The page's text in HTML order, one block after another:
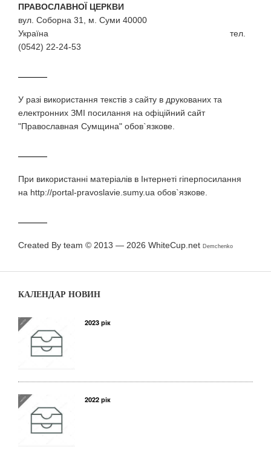
ПРАВОСЛАВНОЇ ЦЕРКВИ
вул. Соборна 31, м. Суми 40000
Україна тел.
(0542) 22-24-53
У разi використання текстiв з сайту в друкованих та
електронних ЗМI посилання на офіційний сайт
"Православная Сумщина" обов`язкове.
При використаннi матерiалiв в Iнтернетi гiперпосилання
на http://portal-pravoslavie.sumy.ua обов`язкове.
Created By team © 2013 — 2026 WhiteCup.net Demchenko
КАЛЕНДАР НОВИН
2023 рік
2022 рік